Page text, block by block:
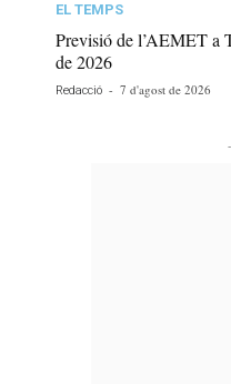
EL TEMPS
Previsió de l’AEMET a
de 2026
Redacció - 7 d'agost de 2026